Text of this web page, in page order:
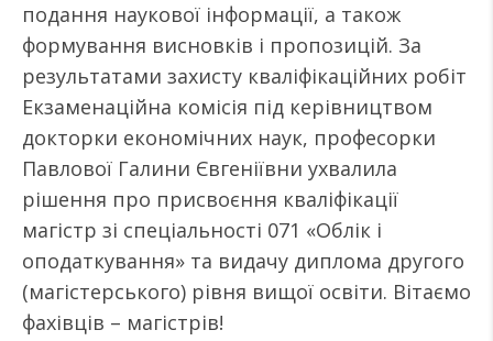
подання наукової інформації, а також
формування висновків і пропозицій. За
результатами захисту кваліфікаційних робіт
Екзаменаційна комісія під керівництвом
докторки економічних наук, професорки
Павлової Галини Євгеніївни ухвалила
рішення про присвоєння кваліфікації
магістр зі спеціальності 071 «Облік і
оподаткування» та видачу диплома другого
(магістерського) рівня вищої освіти. Вітаємо
фахівців – магістрів!